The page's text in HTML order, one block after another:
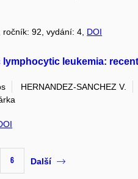
ročník: 92, vydání: 4, DOI
leukemia:
HERNANDEZ-SANCHEZ V.
6 Další